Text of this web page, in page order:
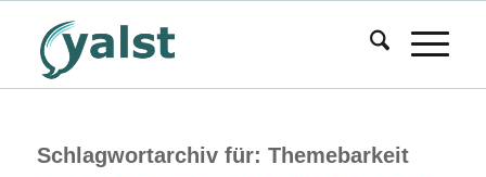
Schlagwortarchiv für: Themebarkeit